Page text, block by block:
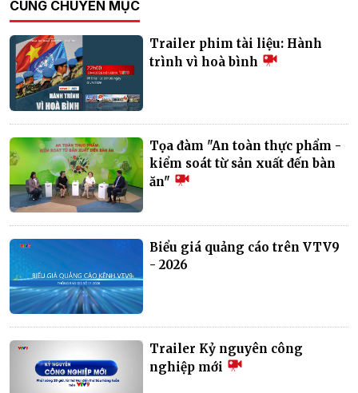
CÙNG CHUYÊN MỤC
Trailer phim tài liệu: Hành
trình vì hoà bình
Tọa đàm "An toàn thực phẩm -
kiểm soát từ sản xuất đến bàn
ăn"
Biểu giá quảng cáo trên VTV9
- 2026
Trailer Kỷ nguyên công
nghiệp mới